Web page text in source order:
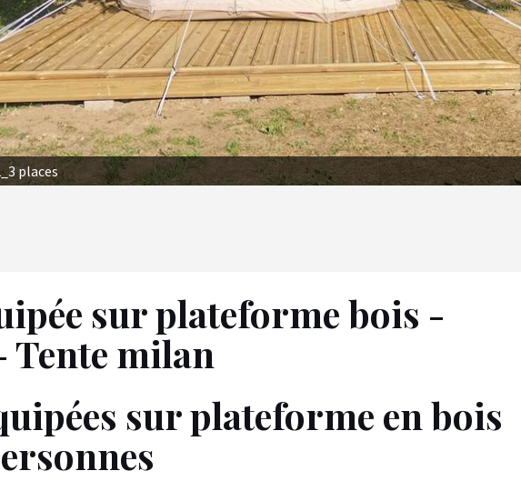
places
sur plateforme bois -
Tente milan
sur plateforme en bois